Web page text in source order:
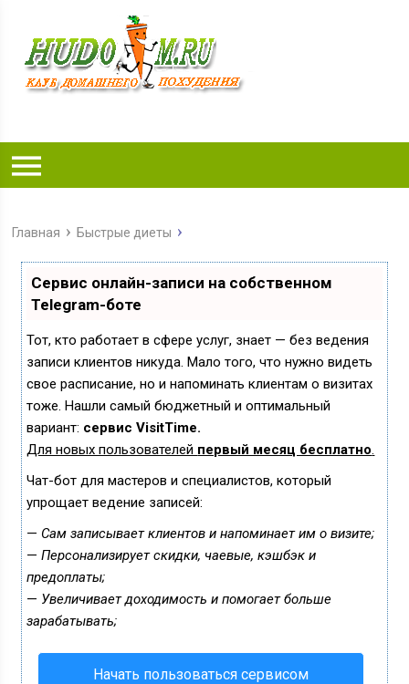
Главная Быстрые диеты
Сервис онлайн-записи на собственном
Telegram-боте
Тот, кто работает в сфере услуг, знает — без ведения
записи клиентов никуда. Мало того, что нужно видеть
свое расписание, но и напоминать клиентам о визитах
тоже. Нашли самый бюджетный и оптимальный
вариант: сервис VisitTime.
Для новых пользователей первый месяц бесплатно.
Чат-бот для мастеров и специалистов, который
упрощает ведение записей:
— Сам записывает клиентов и напоминает им о визите;
—Персонализирует скидки, чаевые, кэшбэк и
предоплаты;
— Увеличивает доходимость и помогает больше
зарабатывать;
Начать пользоваться сервисом